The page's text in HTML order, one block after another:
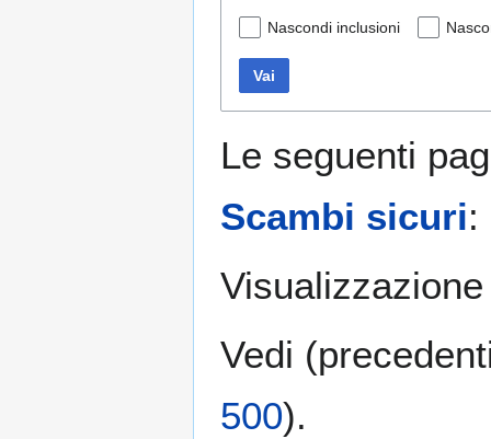
Nascondi inclusioni
Vai
Le seguenti
Scambi sicuri:
Vedi (
500).